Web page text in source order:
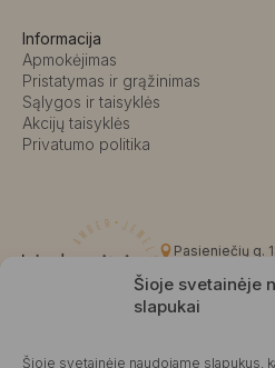
Šioje svetainėje
slapukai
Šioje svetainėje naudojame slapukus,
Informacija
Apmokėjimas
Pristatymas ir grąžinimas
Sąlygos ir taisyklės
Akcijų taisyklės
Privatumo politika
Pasieniečių g.
info@kalvaite.lt